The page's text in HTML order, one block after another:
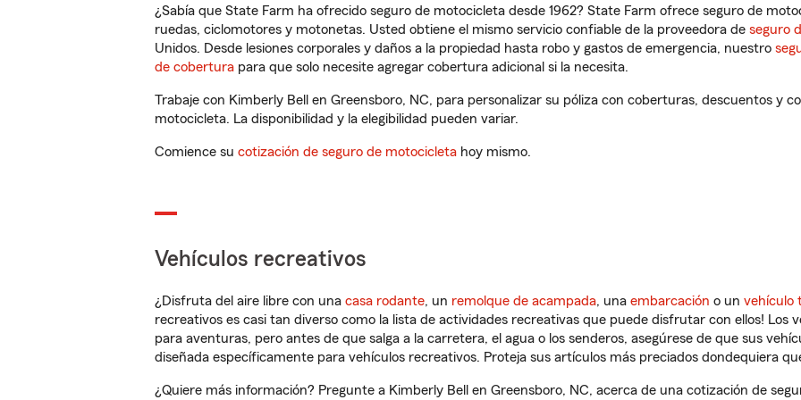
¿Sabía que State Farm ha ofrecido seguro de motocicleta desde 1962? State Farm ofrece seguro de
ruedas, ciclomotores y motonetas. Usted obtiene el mismo servicio confiable de la proveedora de seguro
Unidos. Desde lesiones corporales y daños a la propiedad hasta robo y gastos de emergencia, nuestro
de cobertura para que solo necesite agregar cobertura adicional si la necesita.
Trabaje con Kimberly Bell en Greensboro, NC, para personalizar su póliza con coberturas, descuentos y
motocicleta. La disponibilidad y la elegibilidad pueden variar.
Comience su cotización de seguro de motocicleta hoy mismo.
Vehículos recreativos
¿Disfruta del aire libre con una casa rodante, un remolque de acampada, una embarcación o un vehículo
recreativos es casi tan diverso como la lista de actividades recreativas que puede disfrutar con ellos! Los
para aventuras, pero antes de que salga a la carretera, el agua o los senderos, asegúrese de que sus
diseñada específicamente para vehículos recreativos. Proteja sus artículos más preciados dondequiera
¿Quiere más información? Pregunte a Kimberly Bell en Greensboro, NC, acerca de una cotización de